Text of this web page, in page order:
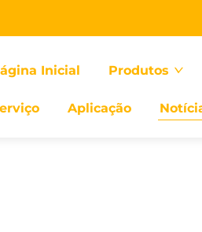
Inicial Produtos
Aplicação